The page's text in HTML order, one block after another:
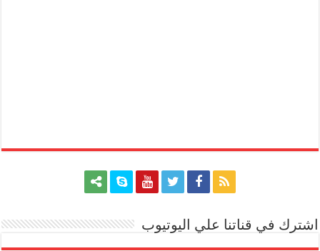
اشترك في قناتنا علي اليوتيوب